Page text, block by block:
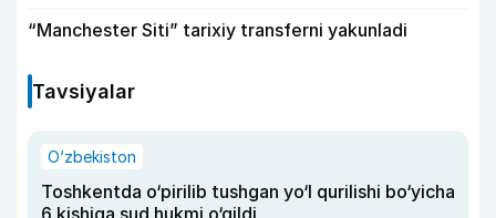
“Manchester Siti” tarixiy transferni yakunladi
Tavsiyalar
O‘zbekiston
Toshkentda o‘pirilib tushgan yo‘l qurilishi bo‘yicha
6 kishiga sud hukmi o‘qildi